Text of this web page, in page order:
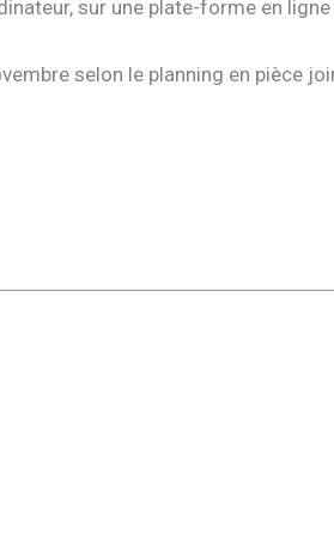
sur une plate-forme en
selon le planning en pièce